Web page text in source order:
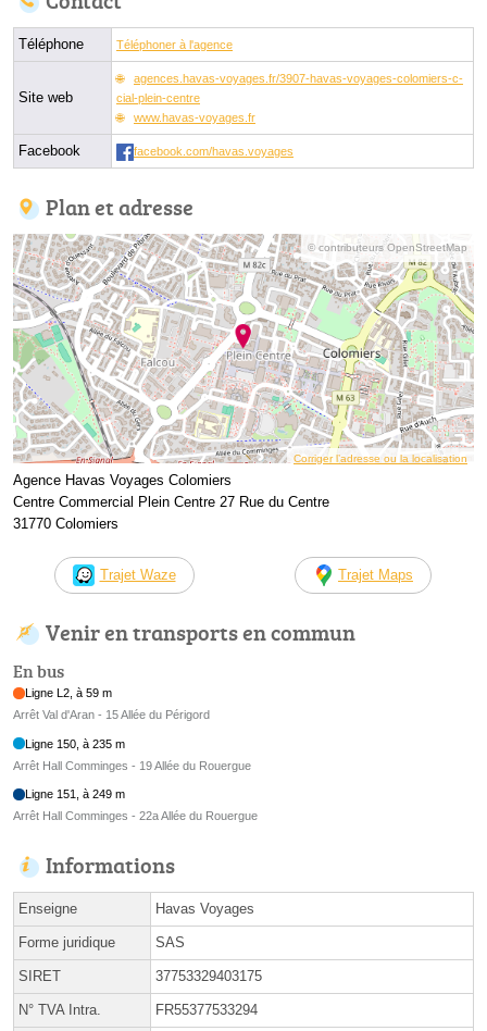
Téléphone Téléphoner à l'agence
Site web
agences.havas-voyages.fr/3907-havas-voyages-colomiers-c-
cial-plein-centre
www.havas-voyages.fr
Facebook facebook.com/havas.voyages
Plan et adresse
© contributeurs OpenStreetMap
Corriger l’adresse ou la localisation
Agence Havas Voyages Colomiers
Centre Commercial Plein Centre 27 Rue du Centre
31770 Colomiers
Trajet Waze Trajet Maps
Venir en transports en commun
En bus
Ligne L2, à 59 m
Arrêt Val d'Aran - 15 Allée du Périgord
Ligne 150, à 235 m
Arrêt Hall Comminges - 19 Allée du Rouergue
Ligne 151, à 249 m
Arrêt Hall Comminges - 22a Allée du Rouergue
Informations
Enseigne Havas Voyages
Forme juridique SAS
SIRET 37753329403175
N° TVA Intra. FR55377533294